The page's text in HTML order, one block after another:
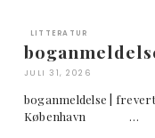
LITTERATUR
JULI 31, 2026
boganmeldelse |
København …